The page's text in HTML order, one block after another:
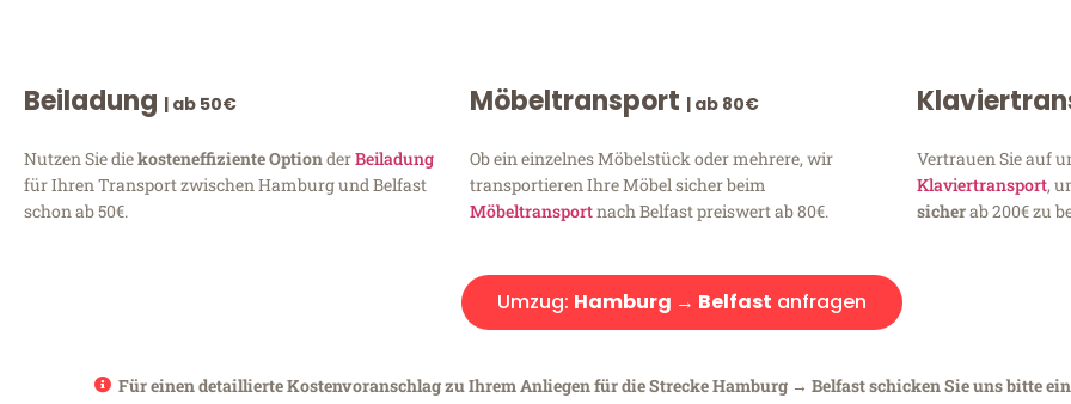
Beiladung | ab 50€
Nutzen Sie diekosteneffiziente OptionderBeiladung
für Ihren Transport zwischen Hamburg und Belfast
schon ab 50€.
Möbeltransport | ab 80€
Ob ein einzelnes Möbelstück oder mehrere, wir
transportieren Ihre Möbel sicher beim
Möbeltransportnach Belfast preiswert ab 80€.
Vertrauen Sie auf
Klaviertransport,
sicherab 200€ zu
Umzug: Hamburg → Belfast anfragen
Für einen detaillierte Kostenvoranschlag zu Ihrem Anliegen für die Strecke Hamburg → Belfast schicken Sie uns bitte